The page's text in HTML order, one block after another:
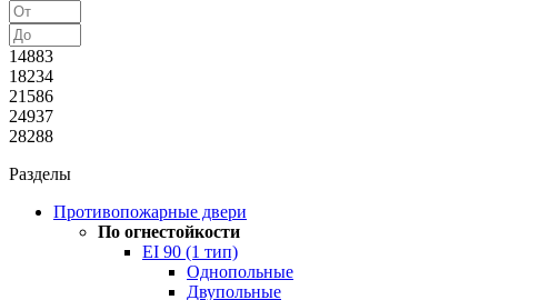
14883
18234
21586
24937
28288
Разделы
Противопожарные двери
По огнестойкости
EI 90 (1 тип)
Однопольные
Двупольные